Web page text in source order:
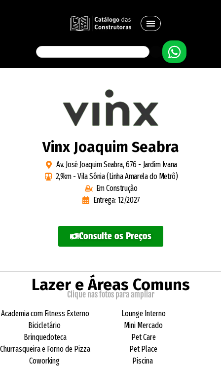
Vinx Joaquim Seabra
Av. José Joaquim Seabra, 676 - Jardim Ivana
2,9km - Vila Sônia (Linha Amarela do Metrô)
Em Construção
Entrega: 12/2027
Consulte os Preços
Lazer e Áreas Comuns
Clique nas fotos para ampliar
Academia com Fitness Externo
Bicicletário
Brinquedoteca
Churrasqueira e Forno de Pizza
Coworking
Lounge Interno
Mini Mercado
Pet Care
Pet Place
Piscina